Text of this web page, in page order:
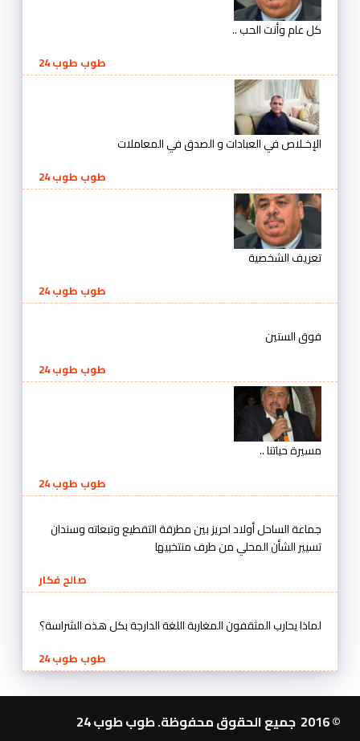
كل عام وأنت الحب ..
طوب طوب 24
الإخـلاص في العبادات و الصدق في المعاملات
طوب طوب 24
تعريف الشخصية
طوب طوب 24
فوق الستين
طوب طوب 24
مسيرة حياتنا ..
طوب طوب 24
جماعة الساحل أولاد احريز بين مطرقة التقطيع وتبعاته وسندان
تسيير الشأن المحلي من طرف منتخبيها
صالح فكار
لماذا يحارب المثقفون المغاربة اللغة الدارجة بكل هذه الشراسة؟
طوب طوب 24
© 2016 جميع الحقوق محفوظة. طوب طوب 24